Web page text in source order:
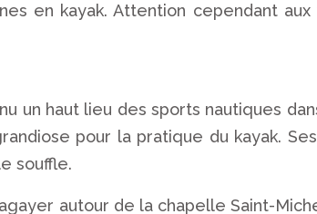
en kayak. Attention cependant
un haut lieu des sports nautiques
pour la pratique du kayak.
souffle.
autour de la chapelle Saint-